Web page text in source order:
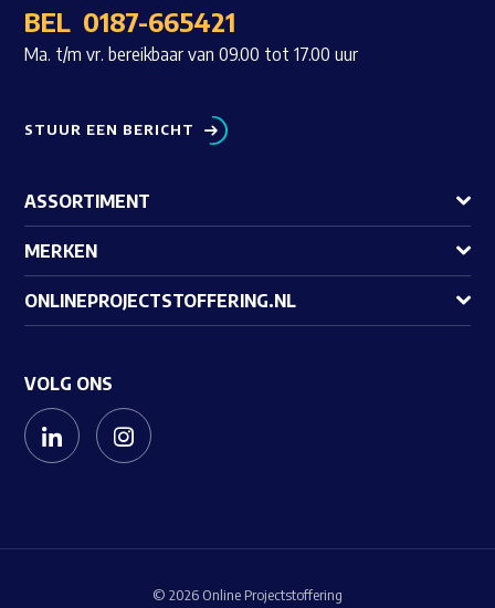
BEL 0187-665421
Ma. t/m vr. bereikbaar van 09.00 tot 17.00 uur
STUUR EEN BERICHT
ASSORTIMENT
MERKEN
ONLINEPROJECTSTOFFERING.NL
VOLG ONS
© 2026 Online Projectstoffering